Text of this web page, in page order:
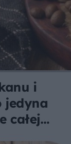
i
jedyna
całej